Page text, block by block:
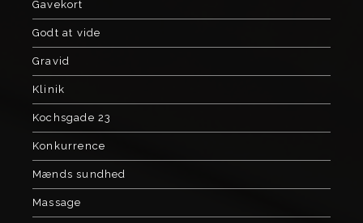
Gavekort
Godt at vide
Gravid
Klinik
Kochsgade 23
Konkurrence
Mænds sundhed
Massage